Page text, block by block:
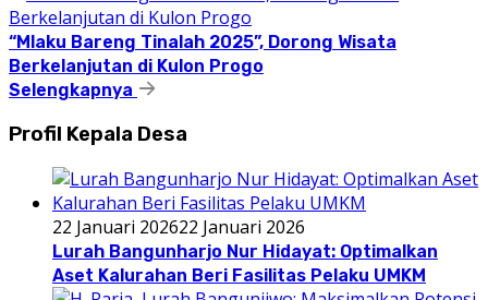
“Mlaku Bareng Tinalah 2025”, Dorong Wisata
Berkelanjutan di Kulon Progo
Selengkapnya
Profil Kepala Desa
22 Januari 202622 Januari 2026
Lurah Bangunharjo Nur Hidayat: Optimalkan
Aset Kalurahan Beri Fasilitas Pelaku UMKM